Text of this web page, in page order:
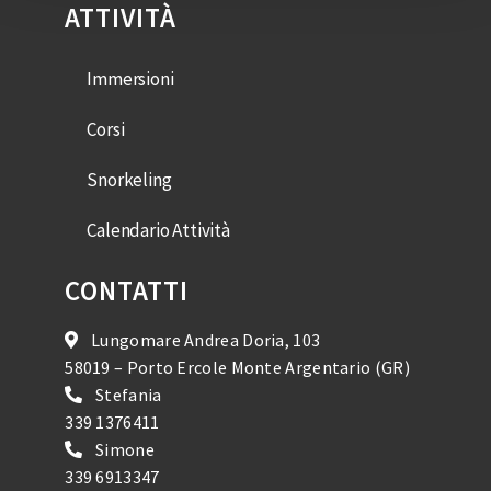
ATTIVITÀ
Immersioni
Corsi
Snorkeling
Calendario Attività
CONTATTI
Lungomare Andrea Doria, 103
58019 – Porto Ercole Monte Argentario (GR)
Stefania
339 1376411
Simone
339 6913347